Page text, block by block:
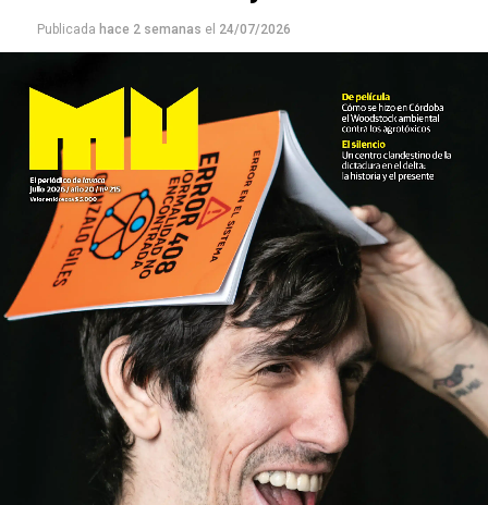
Publicada hace 2 semanas el 24/07/2026